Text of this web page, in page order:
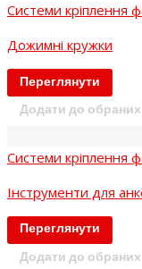
Системи кріплення
Дожимні кружки
Переглянути
Додати до обраних
Системи кріплення
Інструменти для
Переглянути
Додати до обраних